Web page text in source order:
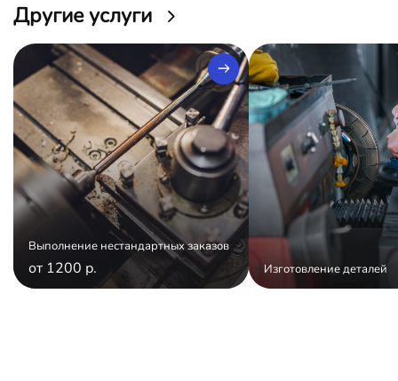
Другие услуги
Выполнение нестандартных заказов
от 1200 р. Изготовление деталей